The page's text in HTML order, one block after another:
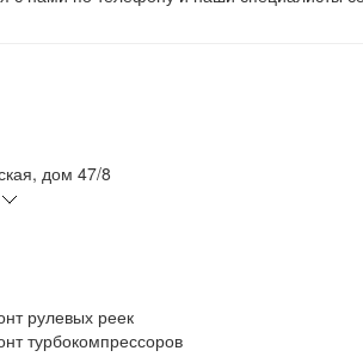
дом 47/8
рулевых реек
турбокомпрессоров